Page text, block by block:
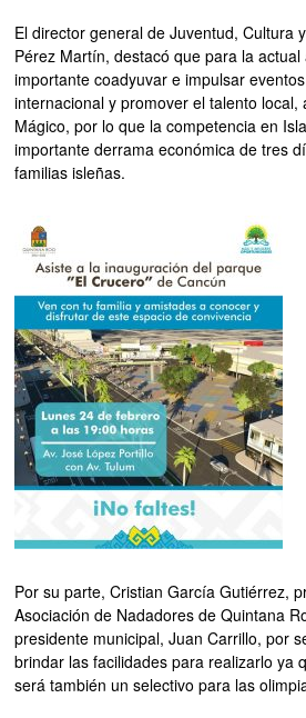
El director general de Juventud, Cultura
Pérez Martín, destacó que para la
importante coadyuvar e impulsar
internacional y promover el talento local,
Mágico, por lo que la competencia en
importante derrama económica de tres
familias isleñas.
Por su parte, Cristian García Gutiérrez,
Asociación de Nadadores de Quintana
presidente municipal, Juan Carrillo, por
brindar las facilidades para realizarlo ya
será también un selectivo para las